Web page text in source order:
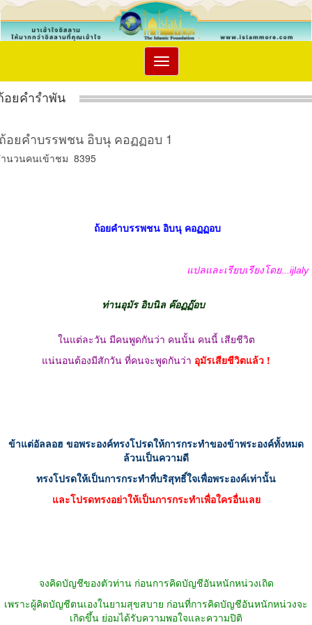
Toggle
navigation
อยคำรำพัน
อยคำบรรพชน อิบนุ คอฏฏอบ 1
นวนคนเข้าชม 8395
ถ้อยคำบรรพชน อิบนุ คอฏฏอบ
แปลและเรียบเรียงโดย...ijlaly
ท่านอุมัร อิบนิล ค๊อฏฏ๊อบ
ในแต่ละวัน มีคนพูดกันว่า คนนั้น คนนี้ เสียชีวิต
แน่นอนต้องมีสักวัน ที่คนจะพูดกันว่า อุมัรเสียชีวิตแล้ว !
ข้าแต่อัลลอฮ ขอพระองค์ทรงโปรดให้การกระทำของข้าพระองค์ทั้งหมด
ล้วนเป็นความดี
ทรงโปรดให้เป็นการกระทำที่บริสุทธิ์ใจเพื่อพระองค์เท่านั้น
และโปรดทรงอย่าให้เป็นการกระทำเพื่อใครอื่นเลย
จงคิดบัญชีของตัวท่าน ก่อนการคิดบัญชีอันหนักหน่วงเถิด
เพราะผู้คิดบัญชีตนเองในยามสุขสบาย ก่อนที่การคิดบัญชีอันหนักหน่วงจะ
เกิดขึ้น ย่อมได้รับความพอใจและความปิติ